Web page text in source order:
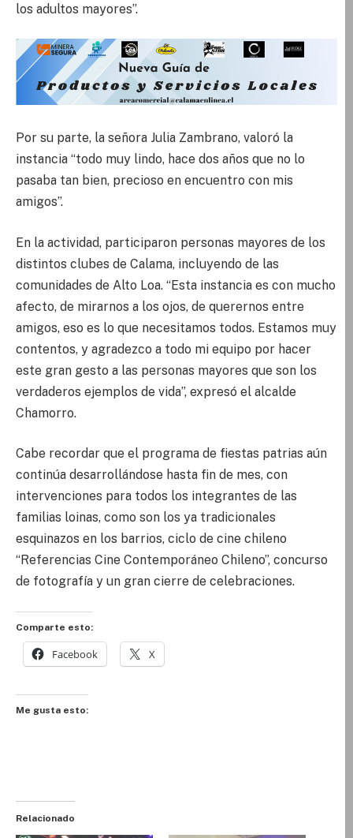
los adultos mayores”.
Por su parte, la señora Julia Zambrano, valoró la
instancia “todo muy lindo, hace dos años que no lo
pasaba tan bien, precioso en encuentro con mis
amigos”.
En la actividad, participaron personas mayores de los
distintos clubes de Calama, incluyendo de las
comunidades de Alto Loa. “Esta instancia es con mucho
afecto, de mirarnos a los ojos, de querernos entre
amigos, eso es lo que necesitamos todos. Estamos muy
contentos, y agradezco a todo mi equipo por hacer
este gran gesto a las personas mayores que son los
verdaderos ejemplos de vida”, expresó el alcalde
Chamorro.
Cabe recordar que el programa de fiestas patrias aún
continúa desarrollándose hasta fin de mes, con
intervenciones para todos los integrantes de las
familias loinas, como son los ya tradicionales
esquinazos en los barrios, ciclo de cine chileno
“Referencias Cine Contemporáneo Chileno”, concurso
de fotografía y un gran cierre de celebraciones.
Comparte esto:
Facebook X
Me gusta esto:
Relacionado